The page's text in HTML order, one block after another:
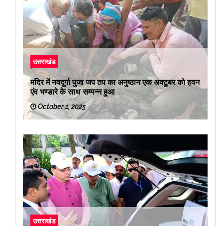
उत्तराखंड
मंदिर में नवदूर्गा पुजा जप तप का अनुष्ठान एक अक्टुबर को हवन
एंव भण्डारे के साथ सम्पन्न हुआ
October 1, 2025
उत्तराखंड